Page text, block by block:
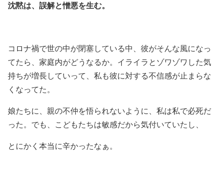
沈黙は、誤解と憎悪を生む。
コロナ禍で世の中が閉塞している中、彼がそんな風になっ
てたら、家庭内がどうなるか。イライラとゾワゾワした気
持ちが増長していって、私も彼に対する不信感が止まらな
くなってた。
娘たちに、親の不仲を悟られないように、私は私で必死だ
った。でも、こどもたちは敏感だから気付いていたし、
とにかく本当に辛かったなぁ。